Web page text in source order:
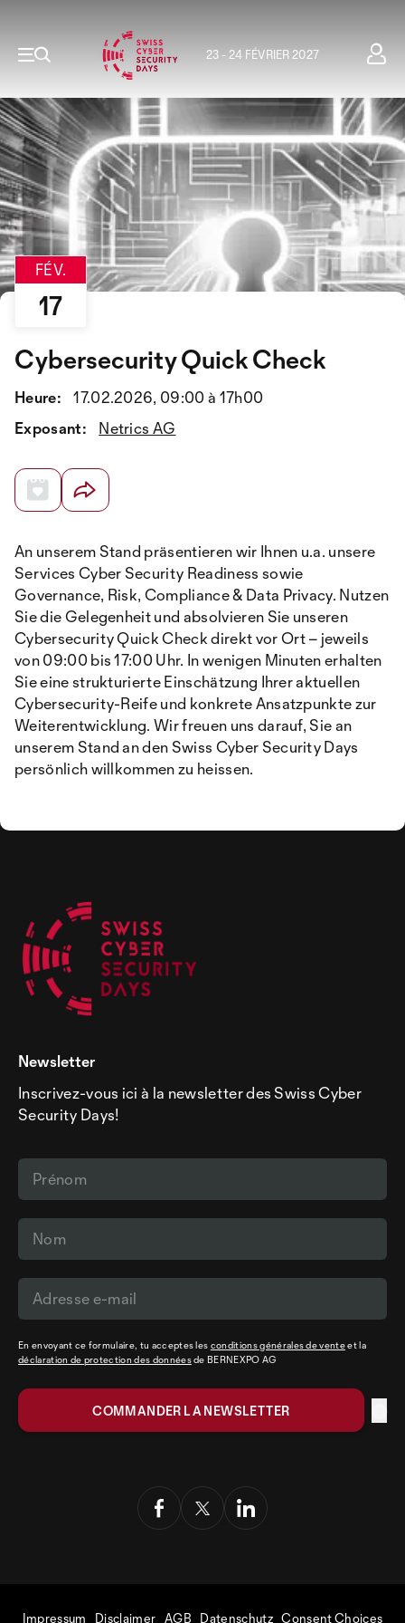
23 - 24 FÉVRIER 2027
FÉV.
17
Cybersecurity Quick Check
Heure:
17.02.2026, 09:00 à 17h00
Exposant:
Netrics AG
An unserem Stand präsentieren wir Ihnen u.a. unsere
Services Cyber Security Readiness sowie
Governance, Risk, Compliance & Data Privacy. Nutzen
Sie die Gelegenheit und absolvieren Sie unseren
Cybersecurity Quick Check direkt vor Ort – jeweils
von 09:00 bis 17:00 Uhr. In wenigen Minuten erhalten
Sie eine strukturierte Einschätzung Ihrer aktuellen
Cybersecurity-Reife und konkrete Ansatzpunkte zur
Weiterentwicklung. Wir freuen uns darauf, Sie an
unserem Stand an den Swiss Cyber Security Days
persönlich willkommen zu heissen.
Newsletter
Inscrivez-vous ici à la newsletter des Swiss Cyber
Security Days!
En envoyant ce formulaire, tu acceptes les conditions générales de venteet la
déclaration de protection des donnéesde BERNEXPO AG
Impressum Disclaimer AGB Datenschutz Consent Choices